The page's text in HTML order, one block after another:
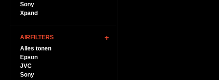
Sony
Xpand
AIRFILTERS
Alles tonen
Epson
JVC
Sony